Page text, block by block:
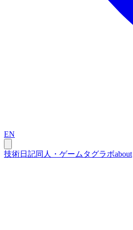
EN
技術日記同人・ゲーム タグラボabout